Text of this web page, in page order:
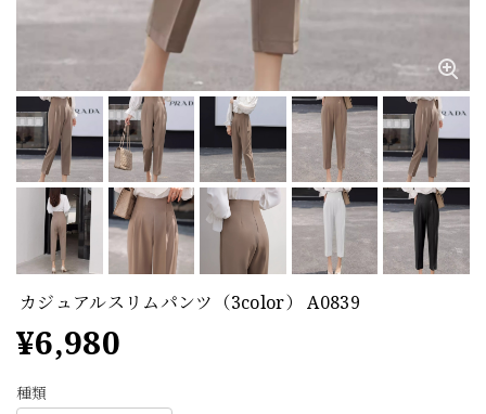
カジュアルスリムパンツ（3color） A0839
¥6,980
種類